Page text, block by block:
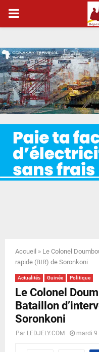
P
I
M
A
R
Y
N
U
Accueil » Le Colonel
rapide (BIR) de Soronkoni
Actualités Guinée Politique
Le Colonel
Bataillon
Soronkoni
Par LEDJELY.COM mardi 9